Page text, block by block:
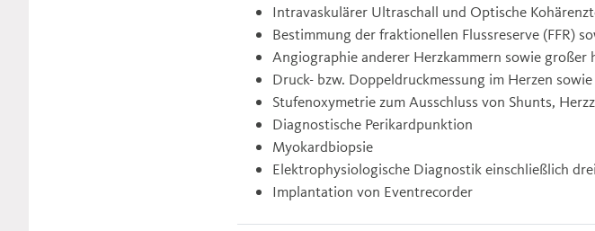
Intravaskulärer Ultraschall und Optische
Bestimmung der fraktionellen Flussreserve (FFR)
Angiographie anderer Herzkammern sowie großer
Druck- bzw. Doppeldruckmessung im Herzen
Stufenoxymetrie zum Ausschluss von Shunts,
Diagnostische Perikardpunktion
Myokardbiopsie
Elektrophysiologische Diagnostik einschließlich
Implantation von Eventrecorder